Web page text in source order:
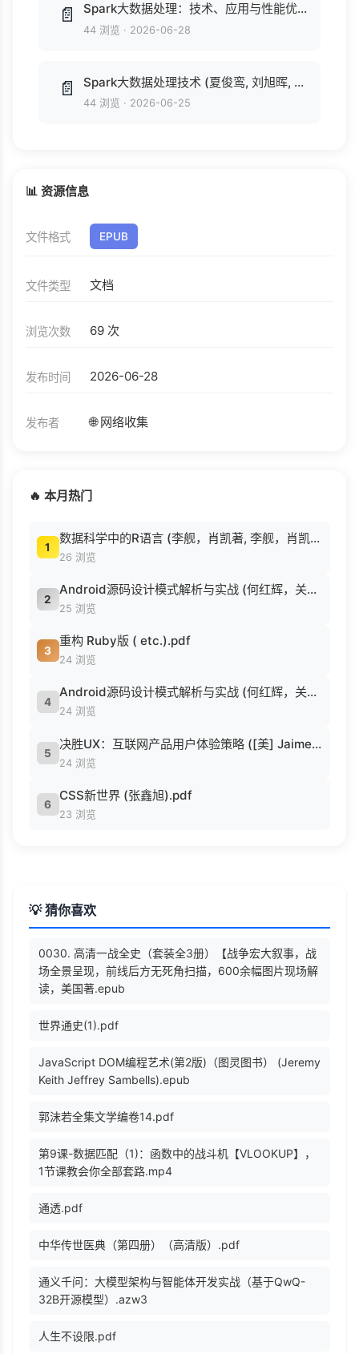
📄 Spark大数据处理：技术、应用与性能优化 (大数据技术丛书) (高彦杰 著).mobi
44 浏览 · 2026-06-28
📄 Spark大数据处理技术 (夏俊鸾, 刘旭晖, 邵赛赛, 程浩, 史鸣飞, 黄洁, ePUBw.COM).azw3
44 浏览 · 2026-06-25
📊 资源信息
文件格式 EPUB
文件类型 文档
浏览次数 69 次
发布时间 2026-06-28
发布者 🌐 网络收集
🔥 本月热门
1
数据科学中的R语言 (李舰，肖凯著, 李舰，肖凯著；吴喜之审校, Pdg2Pic).pdf
26 浏览
2
Android源码设计模式解析与实战 (何红辉，关爱民著, 何红辉, 关爱民著, 何红辉, 关爱民).pdf
25 浏览
3
重构 Ruby版 ( etc.).pdf
24 浏览
4
Android源码设计模式解析与实战 (何红辉，关爱民著, 何红辉, 关爱民著, 何红辉, 关爱民).pdf
24 浏览
5
决胜UX：互联网产品用户体验策略 ([美] Jaime Levy [[美] Jaime Levy]).epub
24 浏览
6
CSS新世界 (张鑫旭).pdf
23 浏览
💡 猜你喜欢
0030. 高清一战全史（套装全3册）【战争宏大叙事，战
场全景呈现，前线后方无死角扫描，600余幅图片现场解
读，美国著.epub
世界通史(1).pdf
JavaScript DOM编程艺术(第2版)（图灵图书） (Jeremy
Keith Jeffrey Sambells).epub
郭沫若全集文学编卷14.pdf
第9课-数据匹配（1)：函数中的战斗机【VLOOKUP】，
1节课教会你全部套路.mp4
通透.pdf
中华传世医典（第四册）（高清版）.pdf
通义千问：大模型架构与智能体开发实战（基于QwQ-
32B开源模型）.azw3
人生不设限.pdf